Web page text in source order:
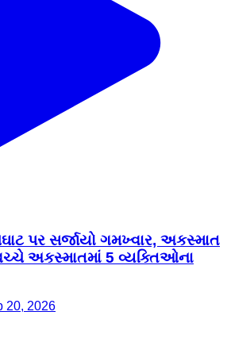
પર સર્જાયો ગમખ્વાર, અકસ્માત
અકસ્માતમાં 5 વ્યક્તિઓના
20, 2026